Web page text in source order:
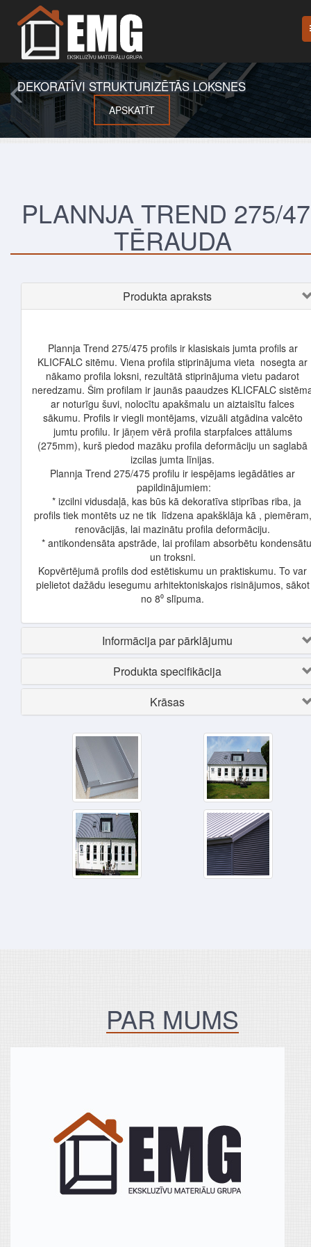
DEKORATĪVI STRUKTURIZĒTĀS LOKSNES
APSKATĪT
PLANNJA TREND 275/
TĒRAUDA
Produkta apraksts
Plannja Trend 275/475 profils ir klasiskais jumta profils ar
KLICFALC sitēmu. Viena profila stiprinājuma vieta nosegta ar
nākamo profila loksni, rezultātā stiprinājuma vietu padarot
neredzamu. Šim profilam ir jaunās paaudzes KLICFALC
ar noturīgu šuvi, nolocītu apakšmalu un aiztaisītu falces
sākumu. Profils ir viegli montējams, vizuāli atgādina valcēto
jumtu profilu. Ir jāņem vērā profila starpfalces attālums
(275mm), kurš piedod mazāku profila deformāciju un saglabā
izcilas jumta līnijas.
Plannja Trend 275/475 profilu ir iespējams iegādāties ar
papildinājumiem:
* izcilni vidusdaļā, kas būs kā dekoratīva stiprības riba, ja
profils tiek montēts uz ne tik līdzena apakšklāja kā , piemēram,
renovācijās, lai mazinātu profila deformāciju.
* antikondensāta apstrāde, lai profilam absorbētu kondensātu
un troksni.
Kopvērtējumā profils dod estētiskumu un praktiskumu. To var
pielietot dažādu iesegumu arhitektoniskajos risinājumos, sākot
no 8⁰ slīpuma.
Informācija par pārklājumu
Produkta specifikācija
Krāsas
PAR MUMS